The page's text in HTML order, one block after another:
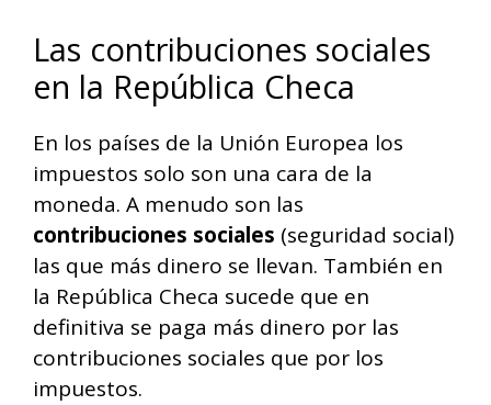
Las contribuciones sociales
en la República Checa
En los países de la Unión Europea los
impuestos solo son una cara de la
moneda. A menudo son las
contribuciones sociales (seguridad social)
las que más dinero se llevan. También en
la República Checa sucede que en
definitiva se paga más dinero por las
contribuciones sociales que por los
impuestos.